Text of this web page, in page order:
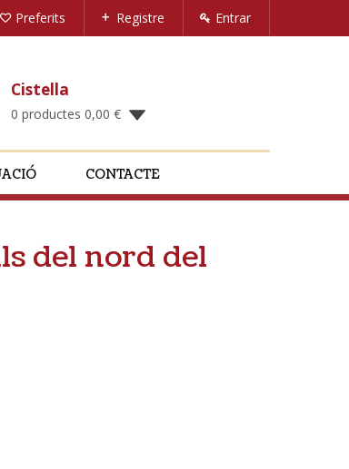
Preferits Registre Entrar
Cistella
0 productes 0,00 €
CONTACTE
del nord del